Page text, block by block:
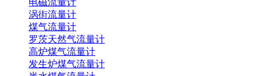
涡街流量计
煤气流量计
罗茨天然气流量计
高炉煤气流量计
发生炉煤气流量计